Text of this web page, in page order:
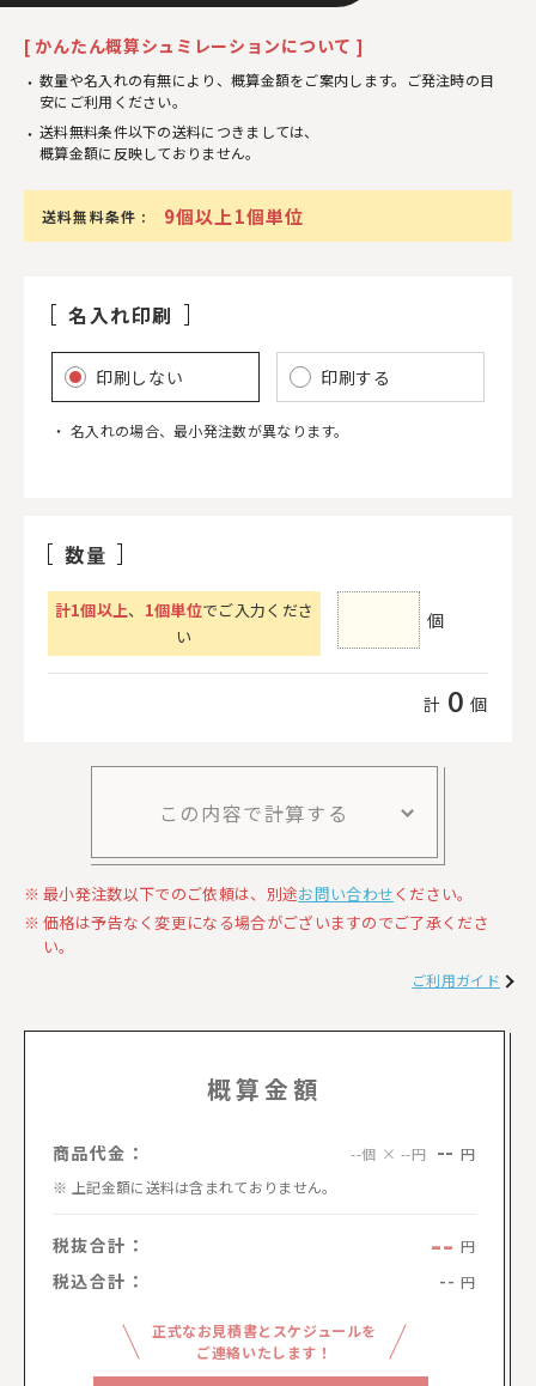
[ かんたん概算シュミレーションについて ]
数量や名入れの有無により、概算金額をご案内します。ご発注時の目
安にご利用ください。
送料無料条件以下の送料につきましては、
概算金額に反映しておりません。
送料無料条件 : 9個以上1個単位
名入れ印刷
印刷しない 印刷する
名入れの場合、最小発注数が異なります。
数量
計1個以上、 1個単位でご入力くださ
い
個
計 0 個
この内容で計算する
最小発注数以下でのご依頼は、別途お問い合わせください。
価格は予告なく変更になる場合がございますのでご了承くださ
い。
ご利用ガイド
概算金額
商品代金： --個 × --円 -- 円
上記金額に送料は含まれておりません。
税抜合計： -- 円
税込合計： -- 円
正式なお見積書とスケジュールを
ご連絡いたします！